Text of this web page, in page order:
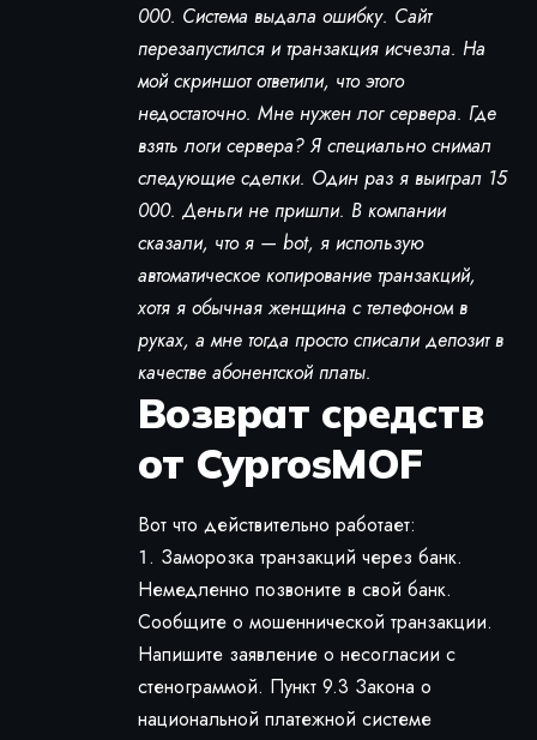
000. Система выдала ошибку. Сайт
перезапустился и транзакция исчезла. На
мой скриншот ответили, что этого
недостаточно. Мне нужен лог сервера. Где
взять логи сервера? Я специально снимал
следующие сделки. Один раз я выиграл 15
000. Деньги не пришли. В компании
сказали, что я — bot, я использую
автоматическое копирование транзакций,
хотя я обычная женщина с телефоном в
руках, а мне тогда просто списали депозит в
качестве абонентской платы.
Возврат средств
от CyprosMOF
Вот что действительно работает:
Заморозка транзакций через банк.
Немедленно позвоните в свой банк.
Сообщите о мошеннической транзакции.
Напишите заявление о несогласии с
стенограммой. Пункт 9.3 Закона о
национальной платежной системе